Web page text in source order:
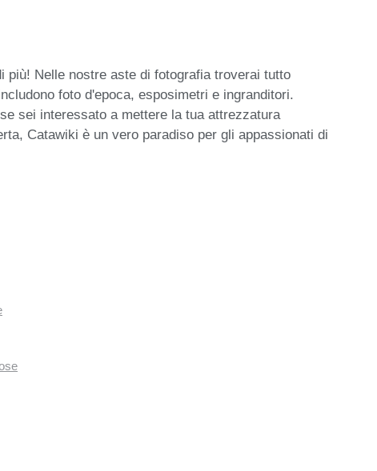
più! Nelle nostre aste di fotografia troverai tutto
foto d'epoca, esposimetri e ingranditori.
sei interessato a mettere la tua attrezzatura
Catawiki è un vero paradiso per gli appassionati di